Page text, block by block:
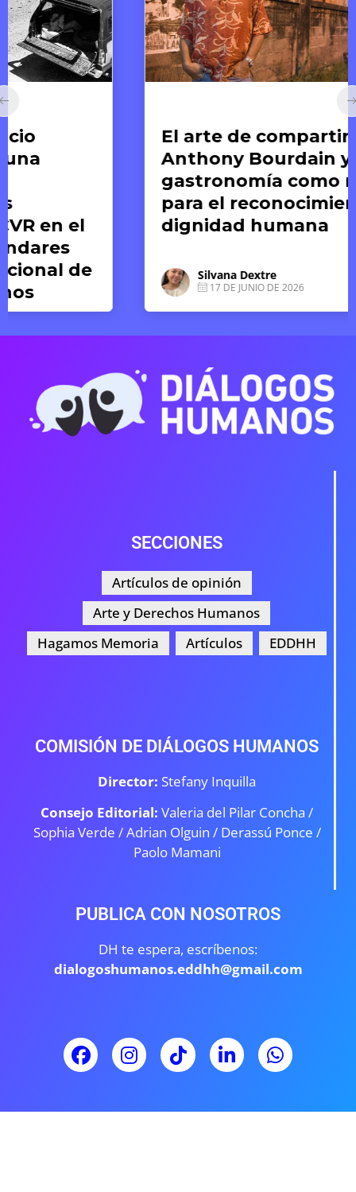
El arte de compartir:
Anthony Bourdain y la
gastronomía como medio
para el reconocimiento de la
dignidad humana
Silvana Dextre
17 DE JUNIO DE 2026
SECCIONES
Artículos de opinión
Arte y Derechos Humanos
Hagamos Memoria
Artículos EDDHH
COMISIÓN DE DIÁLOGOS HUMANOS
Director: Stefany Inquilla
Consejo Editorial: Valeria del Pilar Concha /
Sophia Verde /Adrian Olguin / Derassú Ponce /
Paolo Mamani
PUBLICA CON NOSOTROS
DH te espera, escríbenos:
dialogoshumanos.eddhh@gmail.com